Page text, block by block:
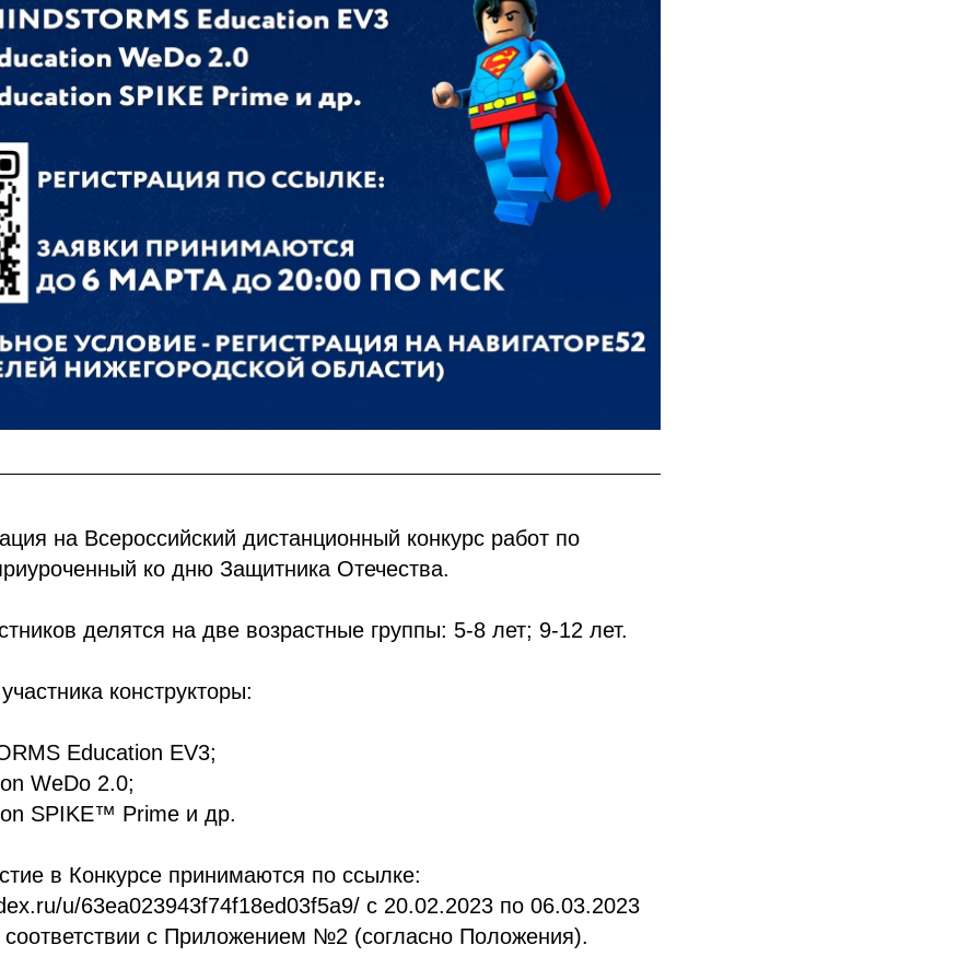
на Всероссийский дистанционный конкурс работ по
ко дню Защитника Отечества.
делятся на две возрастные группы: 5-8 лет; 9-12 лет.
конструкторы:
Education EV3;
WeDo 2.0;
SPIKE™ Prime и др.
в Конкурсе принимаются по ссылке:
u/63ea023943f74f18ed03f5a9/ с 20.02.2023 по 06.03.2023
с Приложением №2 (согласно Положения).